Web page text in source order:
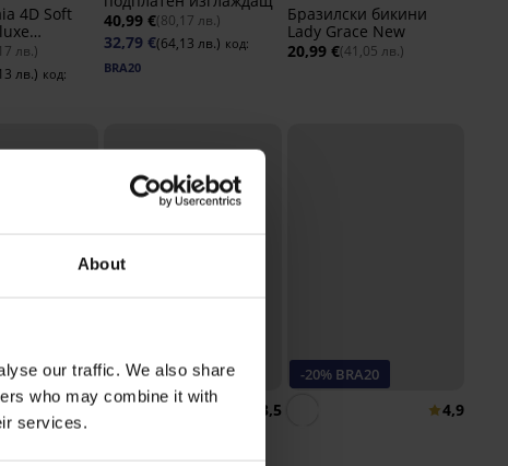
About
our traffic. We also share
who may combine it with
services.
4D Soft
лв.)
лв.) код:
40,99 €(80,17 лв.)
32,79 €(64,13 лв.) код:
BRA20
Бразилски бикини
Lady Grace New
20,99 €(41,05 лв.)
4,4
Up с
3+1 БЕЗПЛАТНО
3,5
Bamboo Nature
-20% BRA20
4,9